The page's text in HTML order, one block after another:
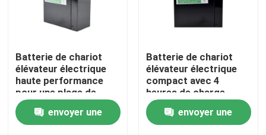
Maison
Batterie de chariot
élévateur électrique
haute performance
pour une plage de
température de -20 °C
à 50 °C envoyer une
Batterie de chariot
élévateur électrique
compact avec 4
heures de charge
185*84.5*250mm
envoyer une